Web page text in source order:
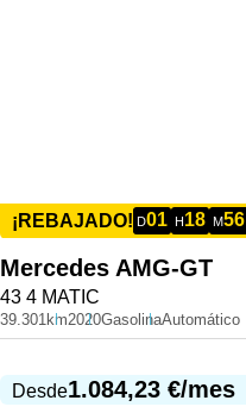
¡REBAJADO! D01 H 18 M56
Mercedes AMG-GT
43 4 MATIC
39.301km2020GasolinaAutomático
Desde1.084,23 €/mes